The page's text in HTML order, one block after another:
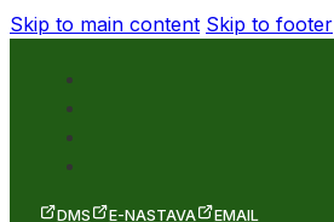
Skip to main content Skip to footer
DMS E-NASTAVA EMAIL